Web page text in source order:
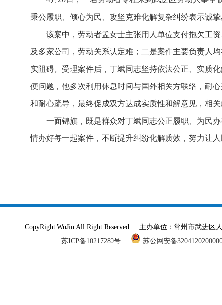
秉公履职、倾心为民、攻坚克难化解复杂纠纷表示诚
该案中，劳动者孟女士主张用人单位支付拖欠工
及多家公司，劳动关系认定难；二是案件主要负责人
实阻碍。受理案件后，丁斌同志坚持依法公正、实质
便问题，他多次利用休息时间与国外相关方联络，耐
和耐心疏导，最终促成双方达成实质性和解意见，相
一面锦旗，既是群众对丁斌同志公正履职、为民
情办好每一起案件，不断提升纠纷化解质效，努力让
CopyRight WuJin All Right Reserved 主办单位：常州市武进
苏ICP备10217280号
苏公网安备